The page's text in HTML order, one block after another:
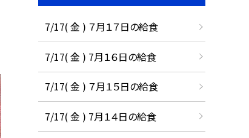
7/17( 金 ) ７月１７日の給食
7/17( 金 ) 7月１６日の給食
7/17( 金 ) ７月１５日の給食
7/17( 金 ) 7月１４日の給食